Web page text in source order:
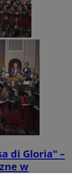
di Gloria" –
w